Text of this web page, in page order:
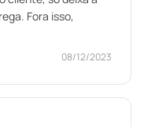
Fora isso,
08/12/2023